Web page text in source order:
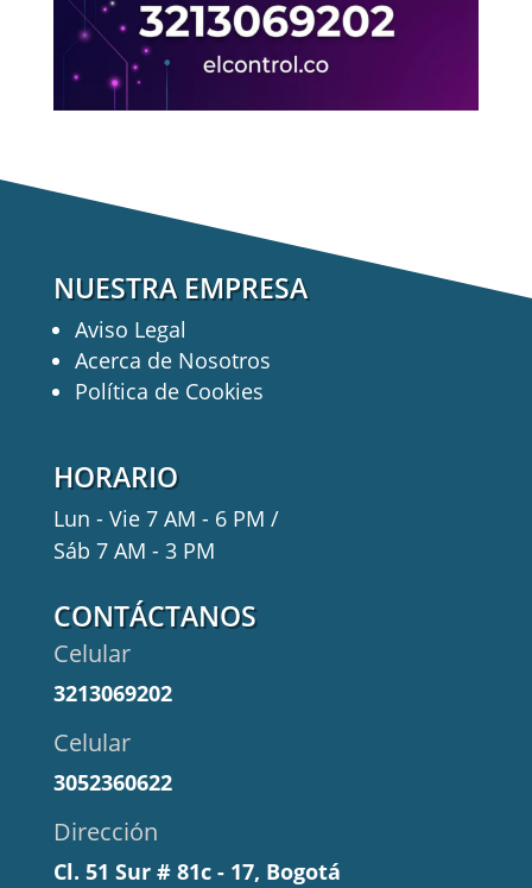
NUESTRA EMPRESA
Aviso Legal
Acerca de Nosotros
Política de Cookies
HORARIO
Lun - Vie 7 AM - 6 PM /
Sáb 7 AM - 3 PM
CONTÁCTANOS
Celular
3213069202
Celular
3052360622
Dirección
Cl. 51 Sur # 81c - 17, Bogotá